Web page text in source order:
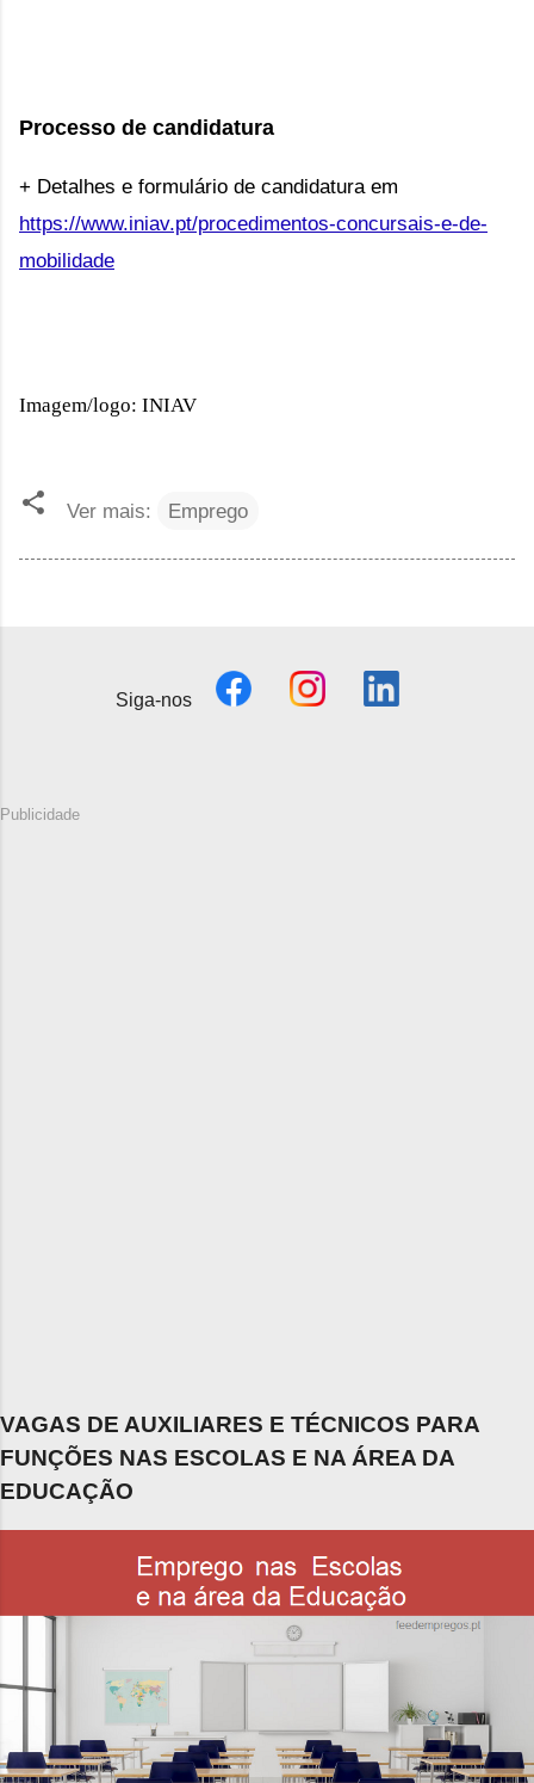
Processo de candidatura
+ Detalhes e formulário de candidatura em
https://www.iniav.pt/procedimentos-concursais-e-de-
mobilidade
Imagem/logo: INIAV
Ver mais: Emprego
Siga-nos
Publicidade
VAGAS DE AUXILIARES E TÉCNICOS PARA
FUNÇÕES NAS ESCOLAS E NA ÁREA DA
EDUCAÇÃO